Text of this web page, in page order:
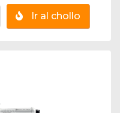
Ir al chollo